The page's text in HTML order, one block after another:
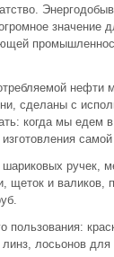
значение
нефти
сделаны с
когда мы едем
шариковых ручек,
щеток и валиков,
пользования:
линз, лосьонов